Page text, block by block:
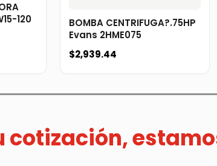
120
BOMBA CENTRIFUGA?.75HP
Evans 2HME075
$2,939.44
cotización,